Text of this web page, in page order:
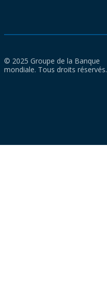
© 2025 Groupe de la Banque
mondiale. Tous droits réservés.